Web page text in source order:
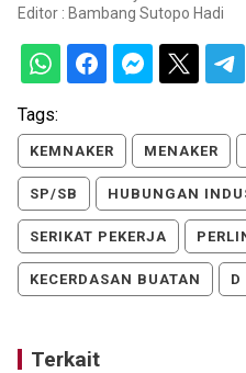
Editor : Bambang Sutopo Hadi
Tags:
KEMNAKER MENAKER
SP/SB HUBUNGAN
SERIKAT PEKERJA
KECERDASAN BUATAN D
Terkait